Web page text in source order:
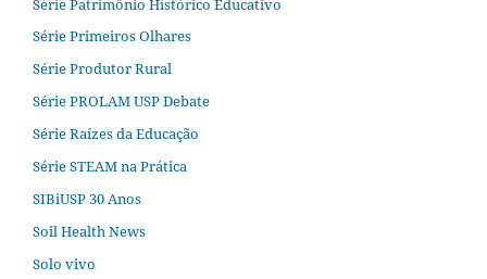
Série Primeiros Olhares
Série Produtor Rural
Série PROLAM USP Debate
Série Raízes da Educação
Série STEAM na Prática
SIBiUSP 30 Anos
Soil Health News
Solo vivo